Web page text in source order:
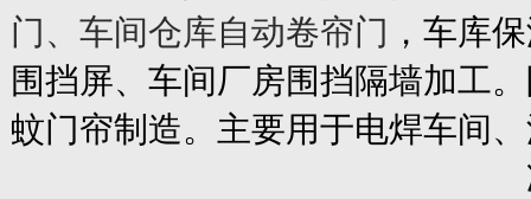
门、车间仓库自动卷帘门 ，车库
围挡屏、车间厂房围挡隔墙加工
蚊门帘制造。主要用于电焊车间